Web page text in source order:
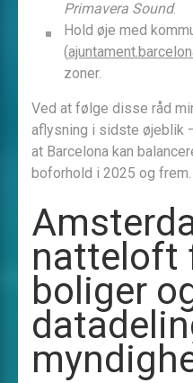
Primavera Sound.
Hold øje med
(
zoner.
Ved at følge disse råd
aflysning i sidste øjeblik
at Barcelona kan
boforhold i 2025 og frem.
natteloft
boliger